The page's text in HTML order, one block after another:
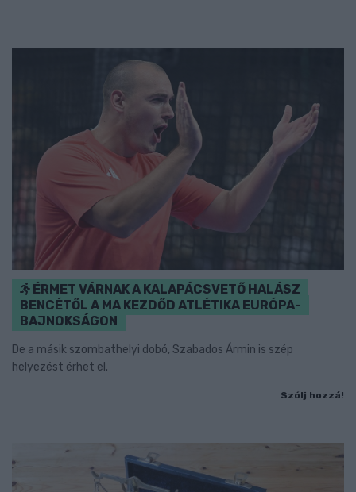
ÉRMET VÁRNAK A KALAPÁCSVETŐ HALÁSZ
BENCÉTŐL A MA KEZDŐD ATLÉTIKA EURÓPA-
BAJNOKSÁGON
De a másik szombathelyi dobó, Szabados Ármin is szép
helyezést érhet el.
Szólj hozzá!